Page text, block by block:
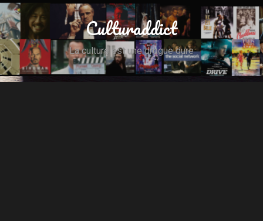
Culturaddict
La culture est une drogue dure